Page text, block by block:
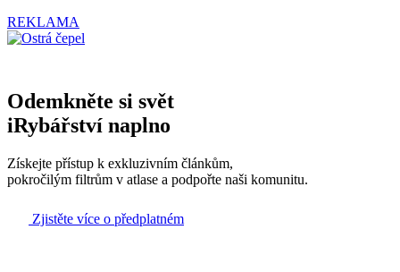
REKLAMA
Odemkněte si svět
iRybářství naplno
Získejte přístup k exkluzivním článkům,
pokročilým filtrům v atlase a podpořte naši komunitu.
Zjistěte více o předplatném